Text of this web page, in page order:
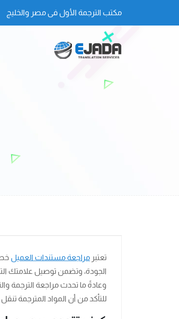
مكتب الترجمة الأول فى مصر والخليج
تعتبر مراجعة مستندات العميل
الجودة، وتضمن توصيل علامتك
وعادةً ما تحدث مراجعة الترجمة
للتأكد من أن المواد المترجمة